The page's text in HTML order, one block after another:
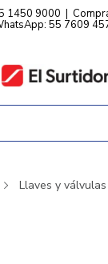
1450 9000 |
55 7609
Llaves y válvulas